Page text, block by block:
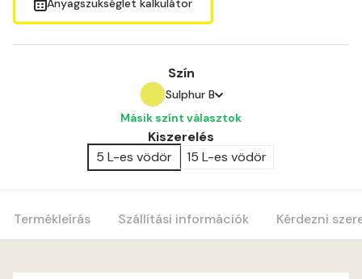
Anyagszükséglet kalkulátor
Szín
Sulphur B
Amber A
Apple B
Másik színt választok
Kiszerelés
5 L-es vödör
15 L-es vödör
Termékleírás Szállítási információk Kérdezni